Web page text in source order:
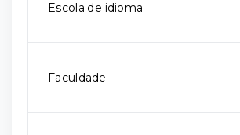
Escola de idioma
Faculdade